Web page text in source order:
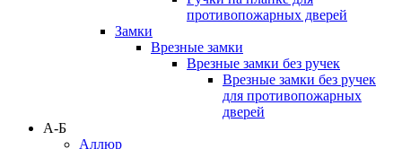
противопожарных дверей
Замки
Врезные замки
Врезные замки без ручек
Врезные замки без ручек
для противопожарных
дверей
А-Б
Аллюр